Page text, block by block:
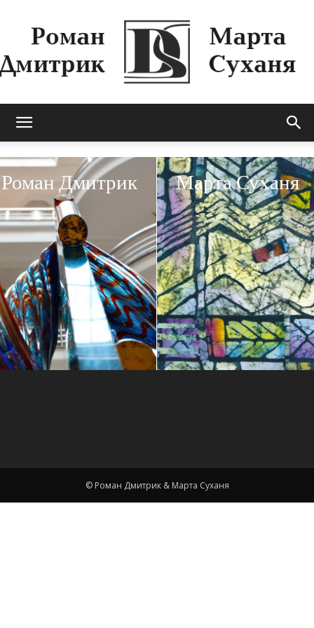
Дмитрик
&
Марта
Роман Дмитрик Марта Суханя
© Роман Дмитрик & Марта Суханя